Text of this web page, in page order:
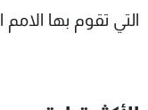
التي تقوم بها الامم
عن MTV